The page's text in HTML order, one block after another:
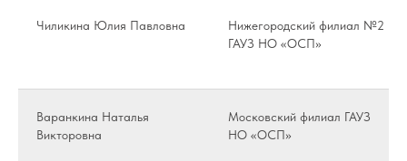
Чиликина Юлия Павловна
Нижегородский филиал №2
ГАУЗ НО «ОСП»
Варанкина Наталья
Викторовна
Московский филиал ГАУЗ
НО «ОСП»